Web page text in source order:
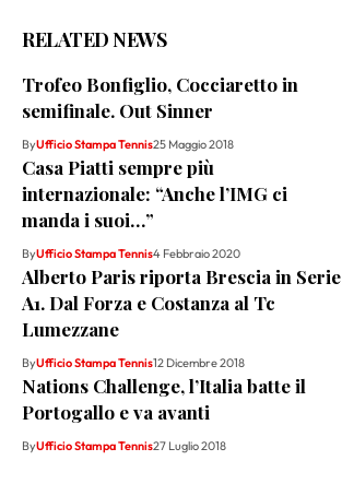
RELATED NEWS
Trofeo Bonfiglio, Cocciaretto in
semifinale. Out Sinner
ByUfficio Stampa Tennis25 Maggio 2018
Casa Piatti sempre più
internazionale: “Anche l’IMG ci
manda i suoi…”
ByUfficio Stampa Tennis4 Febbraio 2020
Alberto Paris riporta Brescia in Serie
A1. Dal Forza e Costanza al Tc
Lumezzane
ByUfficio Stampa Tennis12 Dicembre 2018
Nations Challenge, l’Italia batte il
Portogallo e va avanti
ByUfficio Stampa Tennis27 Luglio 2018